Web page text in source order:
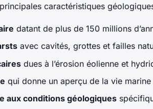
caractéristiques
datant de plus de 150 millions
avec cavités, grottes et failles
dues à l’érosion éolienne et
qui donne un aperçu de la vie marine
aux conditions géologiques